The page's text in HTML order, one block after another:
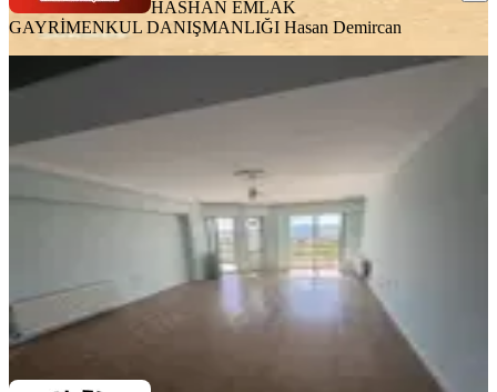
HASHAN EMLAK
GAYRİMENKUL DANIŞMANLIĞI Hasan Demircan
3+1 Merkezi Konumda Kiralık Daire
·2. Kat
23.000 ₺
Varol EmlakAykut VAROL
Ara